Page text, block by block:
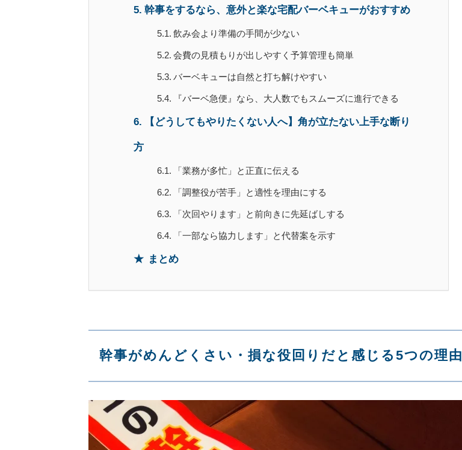
幹事をするなら、意外と楽な宅配バーベキューがおすすめ
飲み会より準備の手間が少ない
会費の見積もりが出しやすく予算管理も簡単
バーベキューは自然と打ち解けやすい
『バーベ急便』なら、大人数でもスムーズに進行できる
【どうしてもやりたくない人へ】角が立たない上手な断り
方
「業務が多忙」と正直に伝える
「調整役が苦手」と適性を理由にする
「次回やります」と前向きに先延ばしする
「一部なら協力します」と代替案を示す
まとめ
幹事がめんどくさい・損な役回りだと感じる5つの理由